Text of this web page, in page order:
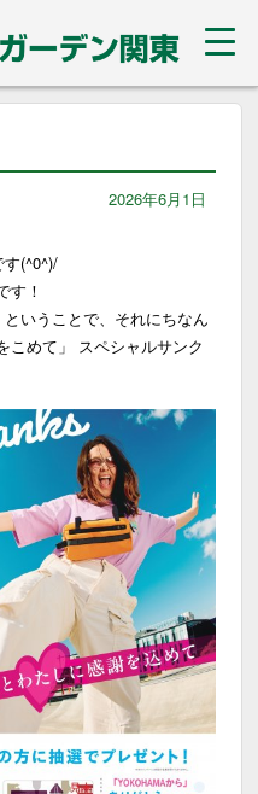
2026年6月1日
(^0^)/
す！
いうことで、それにちなん
こめて」 スペシャルサンク